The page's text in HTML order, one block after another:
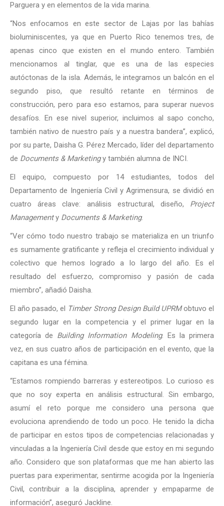
Parguera y en elementos de la vida marina.
“Nos enfocamos en este sector de Lajas por las bahías
bioluminiscentes, ya que en Puerto Rico tenemos tres, de
apenas cinco que existen en el mundo entero. También
mencionamos al tinglar, que es una de las especies
autóctonas de la isla. Además, le integramos un balcón en el
segundo piso, que resultó retante en términos de
construcción, pero para eso estamos, para superar nuevos
desafíos. En ese nivel superior, incluimos al sapo concho,
también nativo de nuestro país y a nuestra bandera”, explicó,
por su parte, Daisha G. Pérez Mercado, líder del departamento
de Documents & Marketingy también alumna de INCI.
El equipo, compuesto por 14 estudiantes, todos del
Departamento de Ingeniería Civil y Agrimensura, se dividió en
cuatro áreas clave: análisis estructural, diseño, Project
Managementy Documents & Marketing.
“Ver cómo todo nuestro trabajo se materializa en un triunfo
es sumamente gratificante y refleja el crecimiento individual y
colectivo que hemos logrado a lo largo del año. Es el
resultado del esfuerzo, compromiso y pasión de cada
miembro”, añadió Daisha.
El año pasado, el Timber Strong Design Build UPRMobtuvo el
segundo lugar en la competencia y el primer lugar en la
categoría de Building Information Modeling. Es la primera
vez, en sus cuatro años de participación en el evento, que la
capitana es una fémina.
“Estamos rompiendo barreras y estereotipos. Lo curioso es
que no soy experta en análisis estructural. Sin embargo,
asumí el reto porque me considero una persona que
evoluciona aprendiendo de todo un poco. He tenido la dicha
de participar en estos tipos de competencias relacionadas y
vinculadas a la Ingeniería Civil desde que estoy en mi segundo
año. Considero que son plataformas que me han abierto las
puertas para experimentar, sentirme acogida por la Ingeniería
Civil, contribuir a la disciplina, aprender y empaparme de
información”, aseguró Jackline.